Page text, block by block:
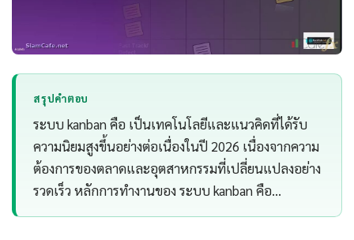
สรุปคำตอบ
ระบบ kanban คือ เป็นเทคโนโลยีและแนวคิดที่ได้รับ
ความนิยมสูงขึ้นอย่างต่อเนื่องในปี 2026 เนื่องจากความ
ต้องการของตลาดและอุตสาหกรรมที่เปลี่ยนแปลงอย่าง
รวดเร็ว หลักการทำงานของ ระบบ kanban คือ…